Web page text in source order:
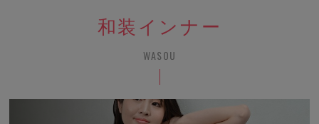
和装インナー
WASOU